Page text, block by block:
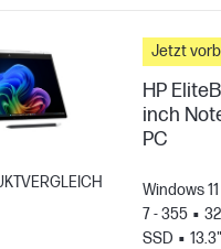
Weiter zum Vergleichen
Jetzt
HP
inch
PC
Windows
7 - 355
SSD